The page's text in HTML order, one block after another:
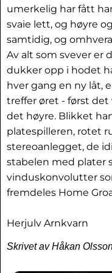
umerkelig har fått
svaie lett, og høyre
samtidig, og
Av alt som svever er
dukker opp i hodet
hver gang en ny låt,
treffer øret - først
det høyre. Blikket
platespilleren, rotet
stereoanlegget, de
stabelen med plater
vinduskonvolutter
fremdeles Home
Herjulv Arnkvarn
Skrivet av Håkan